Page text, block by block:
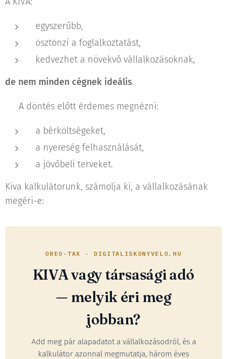
egyszerűbb,
ösztönzi a foglalkoztatást,
kedvezhet a növekvő vállalkozásoknak,
de nem minden cégnek ideális.
👉 A döntés előtt érdemes megnézni:
a bérköltségeket,
a nyereség felhasználását,
a jövőbeli terveket.
Kiva kalkulátorunk, számolja ki, a vállalkozásának
megéri-e:
OREO-TAX · DIGITALISKONYVELO.HU
KIVA vagy társasági adó
— melyik éri meg
jobban?
Add meg pár alapadatot a vállalkozásodról, és a
kalkulátor azonnal megmutatja, három éves